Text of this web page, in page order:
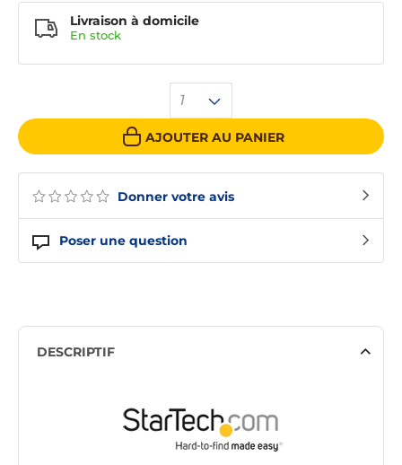
Donner votre avis
Poser une question
1
AJOUTER AU PANIER
Livraison à domicile
En stock
DESCRIPTIF